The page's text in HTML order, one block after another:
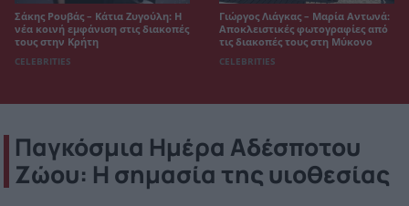
Σάκης Ρουβάς – Κάτια Ζυγούλη: Η
νέα κοινή εμφάνιση στις διακοπές
τους στην Κρήτη
CELEBRITIES
Γιώργος Λιάγκας – Μαρία Αντωνά:
Αποκλειστικές φωτογραφίες από
τις διακοπές τους στη Μύκονο
CELEBRITIES
Παγκόσμια Ημέρα Αδέσποτου
Ζώου: Η σημασία της υιοθεσίας